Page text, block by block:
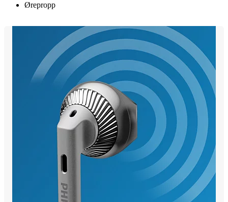
Ørepropp